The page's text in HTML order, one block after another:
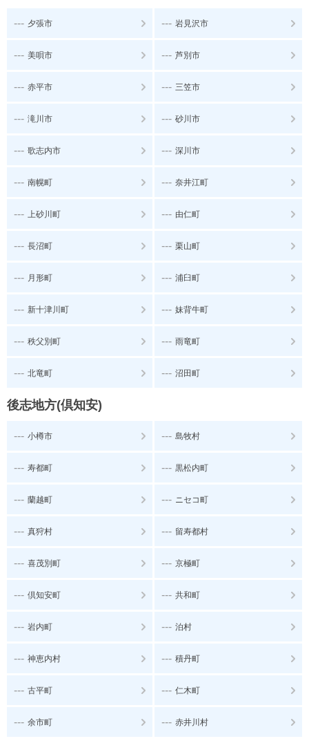
--- 夕張市 --- 岩見沢市
--- 美唄市 --- 芦別市
--- 赤平市 --- 三笠市
--- 滝川市 --- 砂川市
--- 歌志内市 --- 深川市
--- 南幌町 --- 奈井江町
--- 上砂川町 --- 由仁町
--- 長沼町 --- 栗山町
--- 月形町 --- 浦臼町
--- 新十津川町 --- 妹背牛町
--- 秩父別町 --- 雨竜町
--- 北竜町 --- 沼田町
後志地方(倶知安)
--- 小樽市 --- 島牧村
--- 寿都町 --- 黒松内町
--- 蘭越町 --- ニセコ町
--- 真狩村 --- 留寿都村
--- 喜茂別町 --- 京極町
--- 倶知安町 --- 共和町
--- 岩内町 --- 泊村
--- 神恵内村 --- 積丹町
--- 古平町 --- 仁木町
--- 余市町 --- 赤井川村